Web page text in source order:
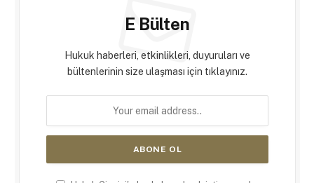
E Bülten
Hukuk haberleri, etkinlikleri, duyuruları ve
bültenlerinin size ulaşması için tıklayınız.